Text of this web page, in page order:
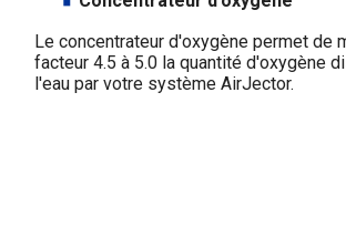
Le concentrateur d'oxygène permet de
facteur 4.5 à 5.0 la quantité d'oxygène
l'eau par votre système AirJector.